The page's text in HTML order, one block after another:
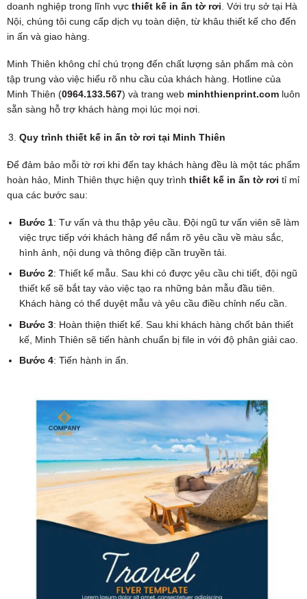
doanh nghiệp trong lĩnh vực thiết kế in ấn tờ rơi . Với trụ sở tại Hà
Nội, chúng tôi cung cấp dịch vụ toàn diện, từ khâu thiết kế cho đến
in ấn và giao hàng.
Minh Thiên không chỉ chú trọng đến chất lượng sản phẩm mà còn
tập trung vào việc hiểu rõ nhu cầu của khách hàng. Hotline của
Minh Thiên (0964.133.567) và trang web minhthienprint.comluôn
sẵn sàng hỗ trợ khách hàng mọi lúc mọi nơi.
Quy trình thiết kế in ấn tờ rơi tại Minh Thiên
Để đảm bảo mỗi tờ rơi khi đến tay khách hàng đều là một tác phẩm
hoàn hảo, Minh Thiên thực hiện quy trình thiết kế in ấn tờ rơi tỉ mỉ
qua các bước sau:
Bước 1: Tư vấn và thu thập yêu cầu. Đội ngũ tư vấn viên sẽ làm
việc trực tiếp với khách hàng để nắm rõ yêu cầu về màu sắc,
hình ảnh, nội dung và thông điệp cần truyền tải.
Bước 2: Thiết kế mẫu. Sau khi có được yêu cầu chi tiết, đội ngũ
thiết kế sẽ bắt tay vào việc tạo ra những bản mẫu đầu tiên.
Khách hàng có thể duyệt mẫu và yêu cầu điều chỉnh nếu cần.
Bước 3: Hoàn thiện thiết kế. Sau khi khách hàng chốt bản thiết
kế, Minh Thiên sẽ tiến hành chuẩn bị file in với độ phân giải cao.
Bước 4: Tiến hành in ấn.